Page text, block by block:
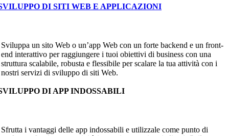
DI SITI WEB E APPLICAZIONI
Sviluppa un sito Web o un’app Web con un forte backend e un front-
end interattivo per raggiungere i tuoi obiettivi di business con una
struttura scalabile, robusta e flessibile per scalare la tua attività con i
nostri servizi di sviluppo di siti Web.
DI APP INDOSSABILI
Sfrutta i vantaggi delle app indossabili e utilizzale come punto di